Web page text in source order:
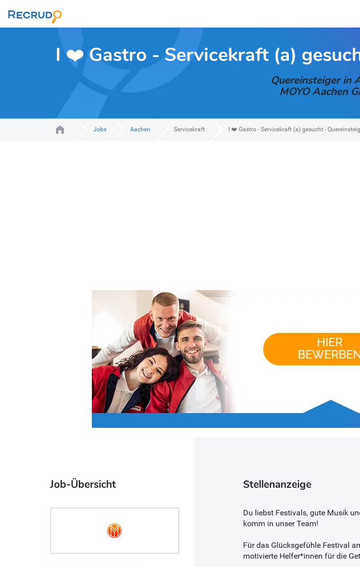
I ❤️ Gastro - Servicekraft (a)
Quereinsteiger in
MOYO Aachen
Jobs Aachen Servicekraft I ❤️ Gastro - Servicekraft (a) gesucht -
Job-Übersicht Stellenanzeige
Du liebst Festivals, gute Musik
komm in unser Team!
Für das Glücksgefühle Festival
motivierte Helfer*innen für die